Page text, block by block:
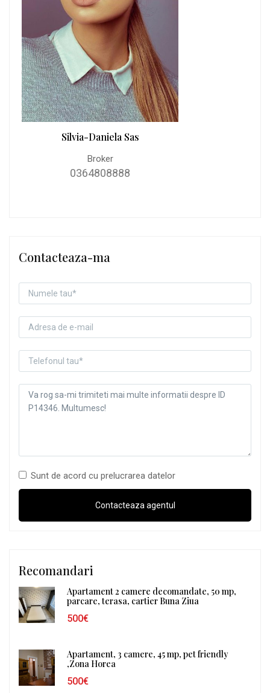
Silvia-Daniela Sas
Broker
0364808888
Contacteaza-ma
Sunt de acord cu prelucrarea datelor
Recomandari
Apartament 2 camere decomandate, 50 mp,
parcare, terasa, cartier Buna Ziua
500€
Apartament, 3 camere, 45 mp, pet friendly
,Zona Horea
500€